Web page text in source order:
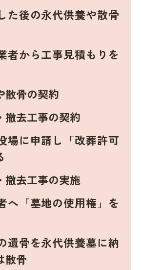
た後の永代供養や散骨
者から工事見積もりを
散骨の契約
撤去工事の契約
場に申請し「改葬許可
撤去工事の実施
へ「墓地の使用権」を
遺骨を永代供養墓に納
散骨